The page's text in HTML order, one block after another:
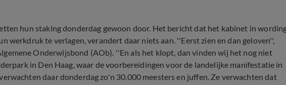
hun staking donderdag gewoon door. Het bericht dat het kabinet in
werkdruk te verlagen, verandert daar niets aan. ''Eerst zien en dan geloven'',
Onderwijsbond (AOb). ''En als het klopt, dan vinden wij het nog niet
in Den Haag, waar de voorbereidingen voor de landelijke manifestatie in
daar donderdag zo'n 30.000 meesters en juffen. Ze verwachten dat